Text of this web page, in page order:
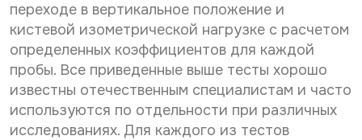
переходе в вертикальное положение и
кистевой изометрической нагрузке с расчетом
опре­деленных коэффициентов для каждой
пробы. Все приведенные выше тесты хорошо
известны отечественным специалистам и часто
используются по отдельности при различных
исследованиях. Для каждого из тестов